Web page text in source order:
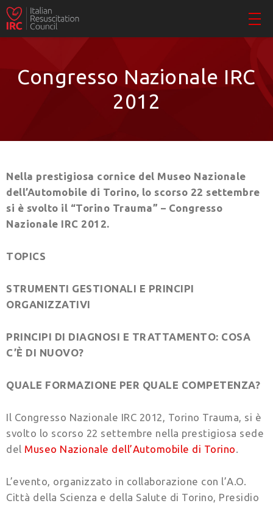
Congresso Nazionale IRC
2012
Nella prestigiosa cornice del Museo Nazionale
dell’Automobile di Torino, lo scorso 22 settembre
si è svolto il “Torino Trauma” – Congresso
Nazionale IRC 2012.
TOPICS
STRUMENTI GESTIONALI E PRINCIPI
ORGANIZZATIVI
PRINCIPI DI DIAGNOSI E TRATTAMENTO: COSA
C’È DI NUOVO?
QUALE FORMAZIONE PER QUALE COMPETENZA?
Il Congresso Nazionale IRC 2012, Torino Trauma, si è
svolto lo scorso 22 settembre nella prestigiosa sede
del Museo Nazionale dell’Automobile di Torino
L’evento, organizzato in collaborazione con l’A.O.
Città della Scienza e della Salute di Torino, Presidio